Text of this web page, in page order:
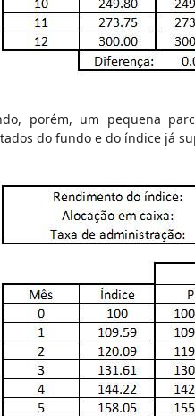
porém, um pequena
do fundo e do índice já